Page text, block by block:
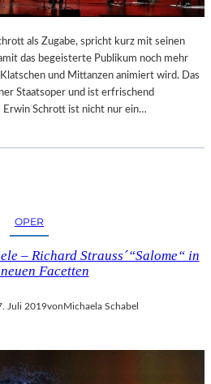
als Zugabe, spricht kurz mit seinen
das begeisterte Publikum noch mehr
und Mittanzen animiert wird. Das
Staatsoper und ist erfrischend
Schrott ist nicht nur ein…
OPER
– Richard Strauss´“Salome“ in
Facetten
Juli 2019von Michaela Schabel